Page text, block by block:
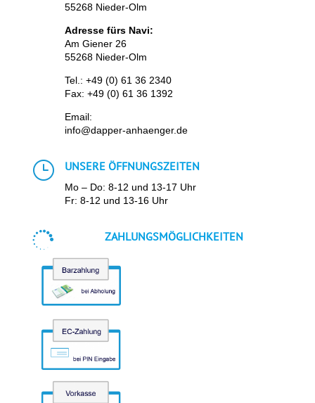
55268 Nieder-Olm
Adresse fürs Navi:
Am Giener 26
55268 Nieder-Olm
Tel.: +49 (0) 61 36 2340
Fax: +49 (0) 61 36 1392
Email:
info@dapper-anhaenger.de
} UNSERE ÖFFNUNGSZEITEN
Mo – Do: 8-12 und 13-17 Uhr
Fr: 8-12 und 13-16 Uhr
 ZAHLUNGSMÖGLICHKEITEN